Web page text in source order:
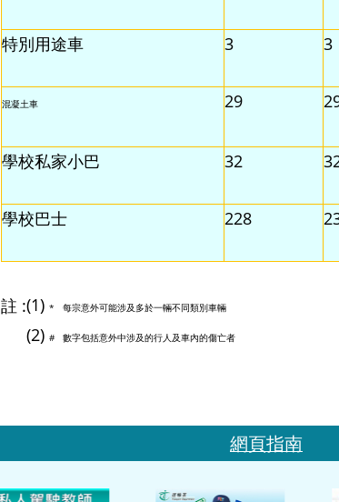
特別用途車 3 3
混凝土車 29
學校私家小巴 32
學校巴士 228
註 :(1) * 每宗意外可能涉及多於一輛不同類別車輛
(2) # 數字包括意外中涉及的行人及車內的傷亡者
網頁指南